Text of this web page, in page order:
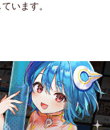
います。